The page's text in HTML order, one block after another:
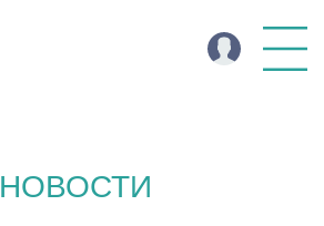
НОВОСТИ